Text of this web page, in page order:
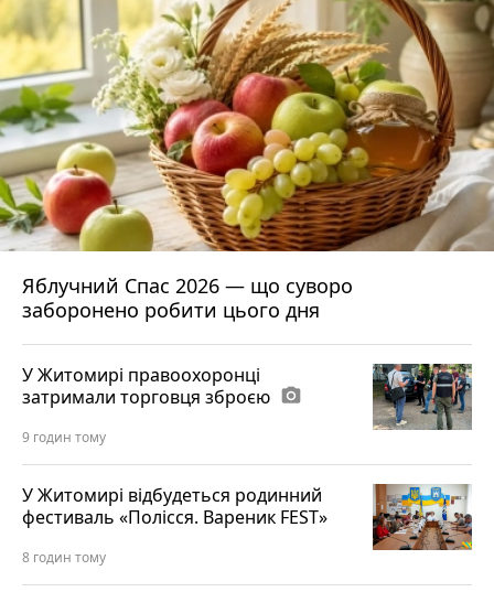
Яблучний Спас 2026 — що суворо
заборонено робити цього дня
У Житомирі правоохоронці
затримали торговця зброєю photo_camera
9 годин тому
У Житомирі відбудеться родинний
фестиваль «Полісся. Вареник FEST»
8 годин тому